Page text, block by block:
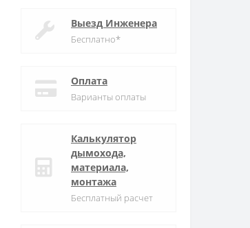
Выезд Инженера
Бесплатно*
Оплата
Варианты оплаты
Калькулятор
дымохода,
материала,
монтажа
Бесплатный расчет